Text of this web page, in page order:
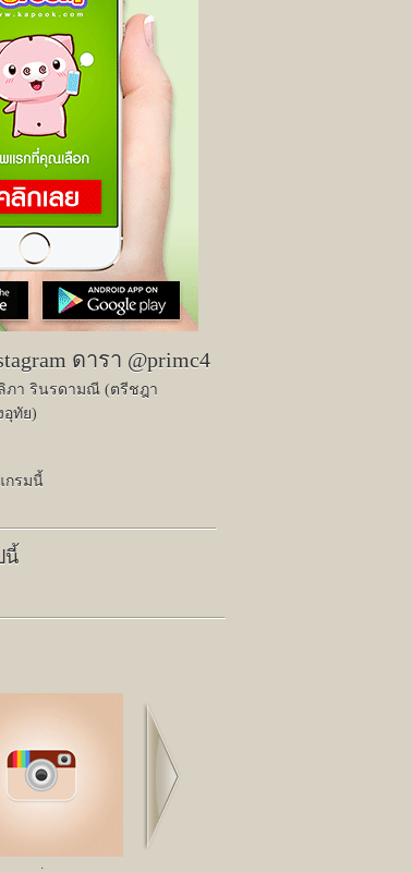
ดารา @primc4
ภา รินรดามณี (ตรีชฎา
อุทัย)
กรมนี้
นี้
;